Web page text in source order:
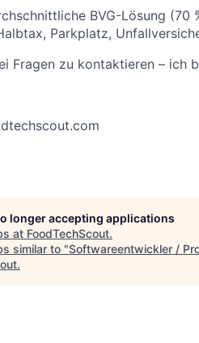
BVG-Lösung (70
Parkplatz,
Fragen zu kontaktieren – ich
longer accepting applications
at FoodTechScout.
similar to "Softwareentwickler /
.